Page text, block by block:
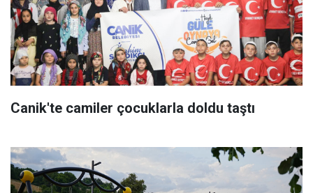
Canik'te camiler çocuklarla doldu taştı